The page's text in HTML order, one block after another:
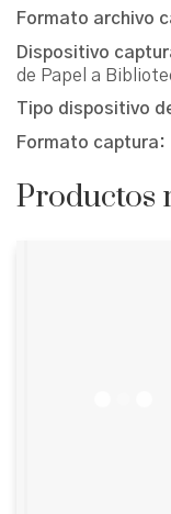
Formato archivo
Dispositivo
de Papel a
Tipo dispositivo
Formato captura:
Productos